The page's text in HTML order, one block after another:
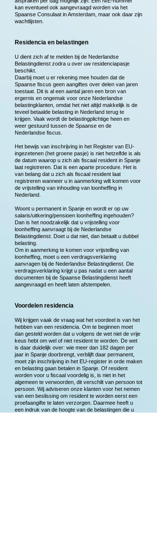
kan eventueel ook aangevraagd worden via het
Spaanse Consulaat in Amsterdam, maar ook daar zijn
wachtlijsten.
Residencia en belastingen
U dient zich af te melden bij de Nederlandse
Belastingdienst zodra u over uw residenciapasje
beschikt.
Daarbij moet u er rekening mee houden dat de
Spaanse fiscus geen aangiftes over delen van jaren
toestaat. Dit is al een aantal jaren een bron van
ergernis en ongemak voor onze Nederlandse
belastingklanten, omdat het niet altijd makkelijk is de
teveel betaalde belasting in Nederland terug te
krijgen. Vaak wordt de belastingplichtige heen en
weer gestuurd tussen de Spaanse en de
Nederlandse fiscus.
Het bewijs van inschrijving in het Register van EU-
ingezetenen (het groene pasje) is niet hetzelfde is als
de datum waarop u zich als fiscaal resident in Spanje
laat registreren. Dat is een aparte procedure. Het is
van belang dat u zich als fiscaal resident laat
registreren wanneer u in aanmerking wilt komen voor
de vrijstelling van inhouding van loonheffing in
Nederland.
Woont u permanent in Spanje en wordt er op uw
salaris/uitkering/pensioen loonheffing ingehouden?
Dan is het noodzakelijk dat u vrijstelling voor
loonheffing aanvraagt bij de Nederlandse
Belastingdienst. Doet u dat niet, dan betaalt u dubbel
belasting.
Om in aanmerking te komen voor vrijstelling van
loonheffing, moet u een verdragsverklaring
aanvragen bij de Nederlandse Belastingdienst. Die
verdragsverklaring krijgt u pas nadat u een aantal
documenten bij de Spaanse Belastingdienst heeft
aangevraagd en heeft laten afstempelen.
Voordelen residencia
Wij krijgen vaak de vraag wat het voordeel is van het
hebben van een residencia. Om te beginnen moet
dan gesteld worden dat u volgens de wet niet de vrije
keus hebt om wel of niet resident te worden. De wet
is daar duidelijk over: wie meer dan 182 dagen per
jaar in Spanje doorbrengt, verblijft daar permanent,
moet zijn inschrijving in het EU-register in orde maken
en belasting gaan betalen in Spanje. Of resident
worden voor u fiscaal voordelig is, is niet in het
algemeen te verwoorden, dit verschilt van persoon tot
persoon. Wij adviseren onze klanten voor het nemen
van een beslissing om resident te worden eerst een
proefaangifte te laten verzorgen. Daarmee heeft u
een indruk van de hoogte van de belastingen die u